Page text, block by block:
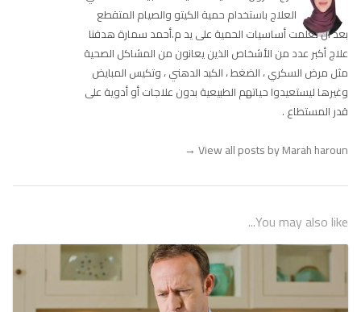
العلاج باستخدام حمية الكيتو والصيام المتقطع
بعد أن تعلمت أساسيات الحمية على يد م.أحمد سمارة هدفنا
علاج أكبر عدد من الأشخاص الذين يعانون من المشاكل الصحية
مثل مرض السكري ، الضغط ، الكبد الدهني ، وتكيس المبايض
وغيرها ليستعيدوا حياتهم الطبيعية بدون علاجات أو أدوية على
قدر المستطاع .
View all posts by Marah haroun
→
You may also like...